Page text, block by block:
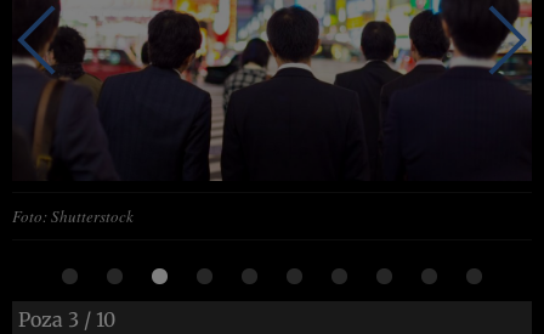
Foto: Shutterstock
Poza 3 / 10